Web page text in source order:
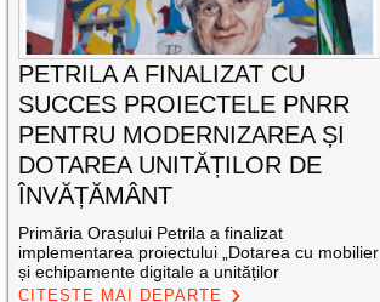
PETRILA A FINALIZAT CU
SUCCES PROIECTELE PNRR
PENTRU MODERNIZAREA ȘI
DOTAREA UNITĂȚILOR DE
ÎNVĂȚĂMÂNT
Primăria Orașului Petrila a finalizat
implementarea proiectului „Dotarea cu mobilier
și echipamente digitale a unităților
CITEȘTE MAI DEPARTE